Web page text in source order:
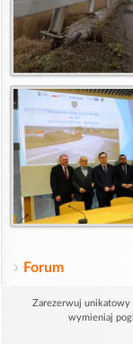
Forum
Zarezerwuj unikatowy
wymieniaj